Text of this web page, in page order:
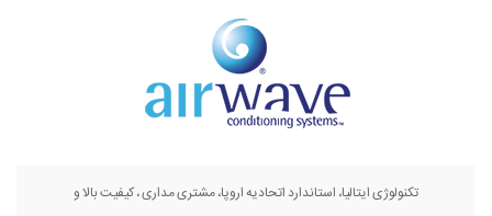
تکنولوژی ایتالیا، استاندارد اتحادیه اروپا، مشتری مداری ، کیفیت بالا و